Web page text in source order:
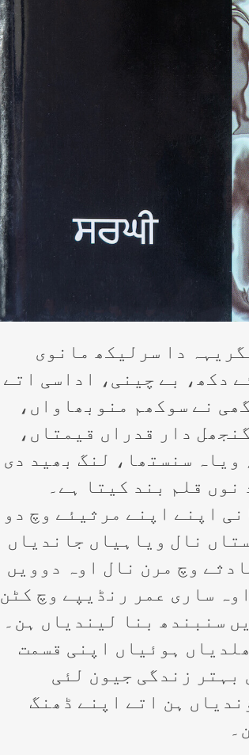
دا سرلیکھ مانوی
دکھ، بے چینی، اداسی اتے
نے سوکھم منوبھاواں،
دار قدراں قیمتاں،
ویاہ سنستھا، لنگ بھید دی
قلم بند کیتا ہے۔
اپنے اپنے مرثیئے وچ دو
نال ویاہیاں جاندیاں
وچ مرن نال اوہ دوویں
ساری عمر رنڈیپے وچ کٹن
سنبندھ بنا لیندیاں ہن۔
ہوئیاں اپنی قسمت
بہتر زندگی جیون لئی
ہن اتے اپنے ڈھنگ